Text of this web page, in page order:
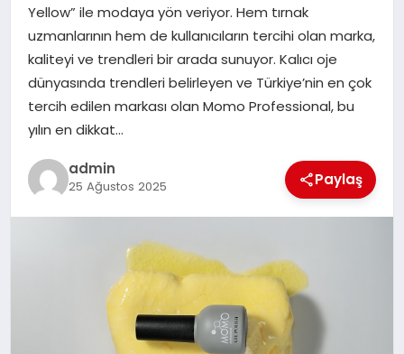
TEKNOLOJI
Yellow” ile modaya yön veriyor. Hem tırnak
uzmanlarının hem de kullanıcıların tercihi olan marka,
kaliteyi ve trendleri bir arada sunuyor. Kalıcı oje
dünyasında trendleri belirleyen ve Türkiye’nin en çok
tercih edilen markası olan Momo Professional, bu
yılın en dikkat…
admin
25 Ağustos 2025 Paylaş